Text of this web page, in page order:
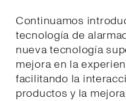
Continuamos
tecnología de
nueva tecnología
mejora en la
facilitando la
productos y la